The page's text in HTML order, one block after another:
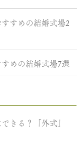
すめの結婚式場2
めの結婚式場7選
きる？「外式」